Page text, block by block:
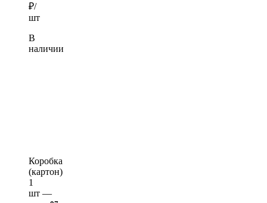
₽/
шт
В
наличии
Коробка
(картон)
1
шт —